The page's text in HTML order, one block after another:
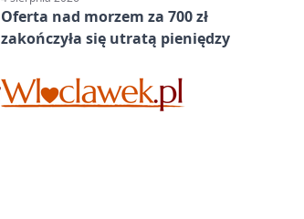
Oferta nad morzem za 700 zł
zakończyła się utratą pieniędzy